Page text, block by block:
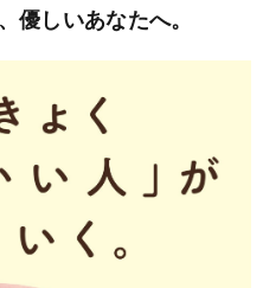
優しいあなたへ。